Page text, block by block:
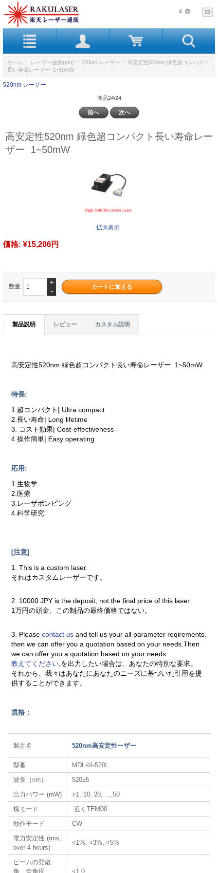
¥
ホーム :: レーザー波長(nm) :: 520nm レーザー :: 高安定性520nm 緑色超コンパクト
長い寿命レーザー 1~50mW
520nm レーザー
商品24/24
前へ 次へ
高安定性520nm 緑色超コンパクト長い寿命レー
ザー 1~50mW
拡大表示
価格: ¥15,206円
数量.
+
-
製品説明 レビュー カスタム説明
高安定性520nm 緑色超コンパクト長い寿命レーザー 1~50mW
特長:
1.超コンパクト| Ultra compact
2.長い寿命| Long lifetime
3. コスト効果| Cost-effectiveness
4.操作簡単| Easy operating
応用:
1.生物学
2.医療
3.レーザポンピング
4.科学研究
[注意]
1. This is a custom laser.
それはカスタムレーザーです。
2. 10000 JPY is the deposit, not the final price of this laser.
1万円の頭金、この制品の最終価格ではない。
3. Pleasecontact usand tell us your all parameter reqirements.
then we can offer you a quotation based on your needs.Then
we can offer you a quotation based on your needs.
教えてください ,を出力したい場合は、あなたの特別な要求。
それから、我々はあなたにあなたのニーズに基づいた引用を提
供することができます。
規格：
製品名 520nm高安定性ーザー
型番
MDL-III-520L
波長（nm）
520±5
出力パワー (mW)
>1, 10, 20, …,50
横モード
近くTEM00
動作モード
CW
電力安定性 (rms,
over 4 hours)
<1%, <3%, <5%
ビームの発散
角、全角度
<1.0